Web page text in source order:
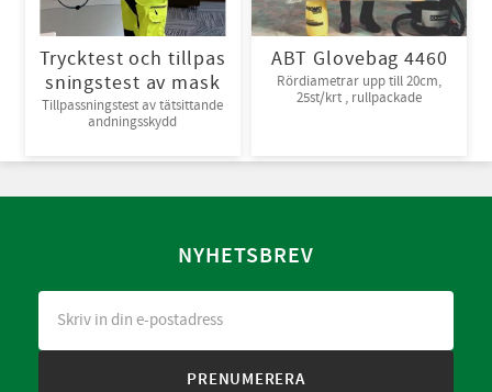
Trycktest och tillpas
sningstest av mask
Tillpassningstest av tätsittande
andningsskydd
ABT Glovebag 4460
Rördiametrar upp till 20cm,
25st/krt , rullpackade
NYHETSBREV
PRENUMERERA